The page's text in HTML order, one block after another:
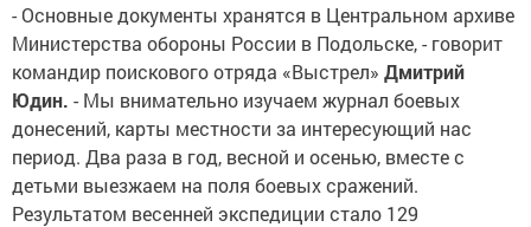
- Основные документы хранятся в Центральном архиве
Министерства обороны России в Подольске, - говорит
командир поискового отряда «Выстрел» Дмитрий
Юдин. - Мы внимательно изучаем журнал боевых
донесений, карты местности за интересующий нас
период. Два раза в год, весной и осенью, вместе с
детьми выезжаем на поля боевых сражений.
Результатом весенней экспедиции стало 129